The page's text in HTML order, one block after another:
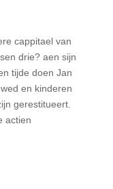
cappitael van
drie? aen sijn
tijde doen Jan
en kinderen
gerestitueert.
actien